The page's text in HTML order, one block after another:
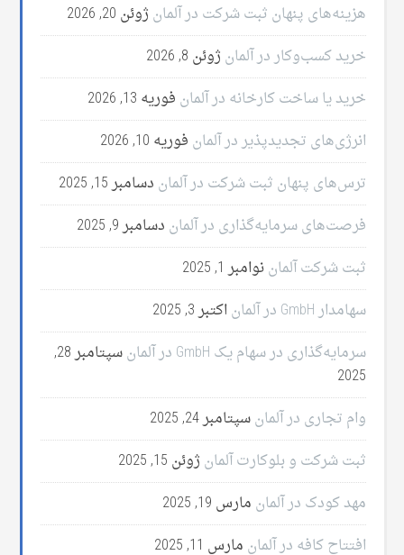
هزینه‌های پنهان ثبت شرکت در آلمان ژوئن 20, 2026
خرید کسب‌وکار در آلمان ژوئن 8, 2026
خرید یا ساخت کارخانه در آلمان فوریه 13, 2026
انرژی‌های تجدیدپذیر در آلمان فوریه 10, 2026
ترس‌های پنهان ثبت شرکت در آلمان دسامبر 15, 2025
فرصت‌های سرمایه‌گذاری در آلمان دسامبر 9, 2025
ثبت شرکت آلماننوامبر 1, 2025
سهامدار GmbH در آلمان
اکتبر 3, 2025
سرمایه‌گذاری در سهام یک GmbH در آلمان
سپتامبر 28,
2025
وام تجاری در آلمانسپتامبر 24, 2025
ثبت شرکت و بلوکارت آلمان ژوئن 15, 2025
مهد کودک در آلمان مارس 19, 2025
افتتاح کافه در آلمان مارس 11, 2025